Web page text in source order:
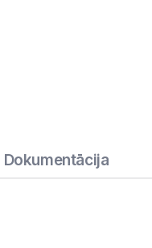
Dokumentācija